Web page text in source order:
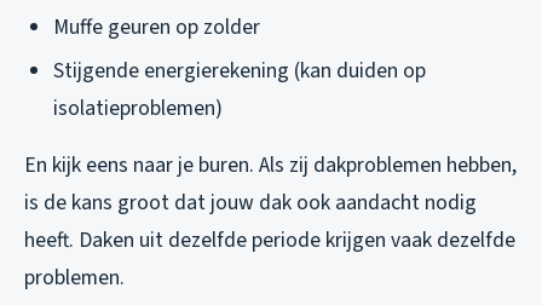
Muffe geuren op zolder
Stijgende energierekening (kan duiden op
isolatieproblemen)
En kijk eens naar je buren. Als zij dakproblemen hebben,
is de kans groot dat jouw dak ook aandacht nodig
heeft. Daken uit dezelfde periode krijgen vaak dezelfde
problemen.